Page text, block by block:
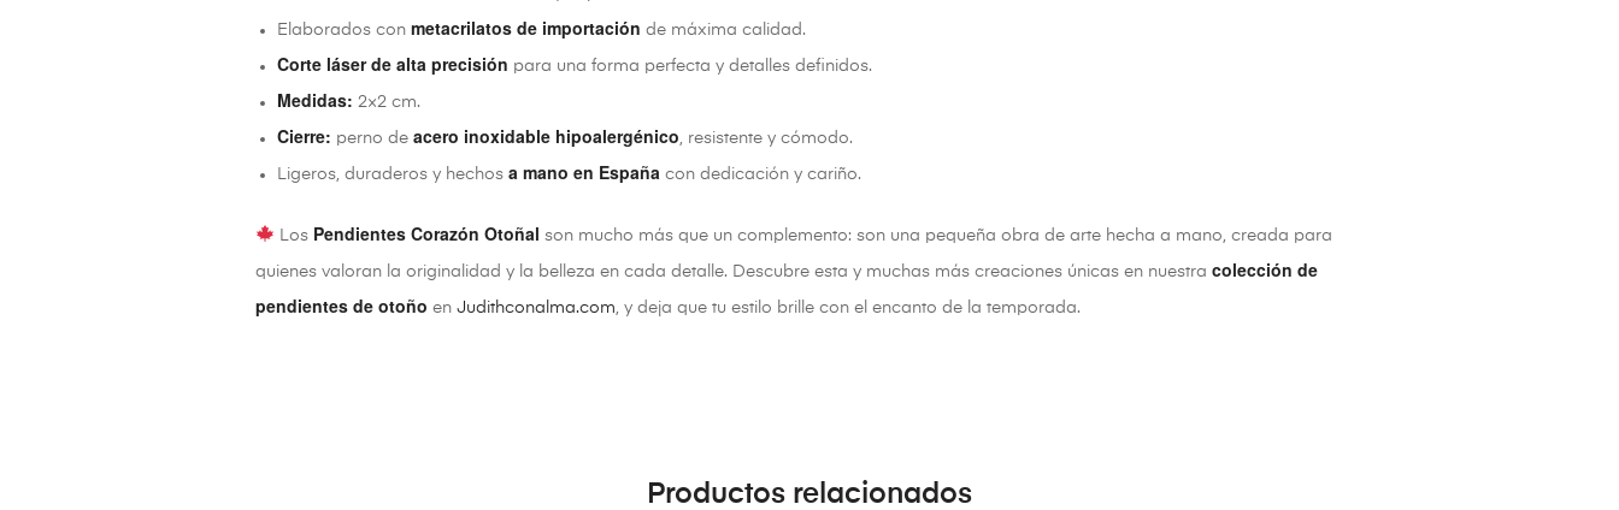
Elaborados conmetacrilatos de importación de máxima calidad.
Corte láser de alta precisión para una forma perfecta y detalles definidos.
Medidas: 2×2 cm.
Cierre: perno deacero inoxidable hipoalergénico , resistente y cómodo.
Ligeros, duraderos y hechosa mano en España con dedicación y cariño.
Los Pendientes Corazón Otoñal son mucho más que un complemento: son una pequeña obra de arte hecha a mano, creada para
quienes valoran la originalidad y la belleza en cada detalle. Descubre esta y muchas más creaciones únicas en nuestra colección de
pendientes de otoño en Judithconalma.com , y deja que tu estilo brille con el encanto de la temporada.
Productos relacionados